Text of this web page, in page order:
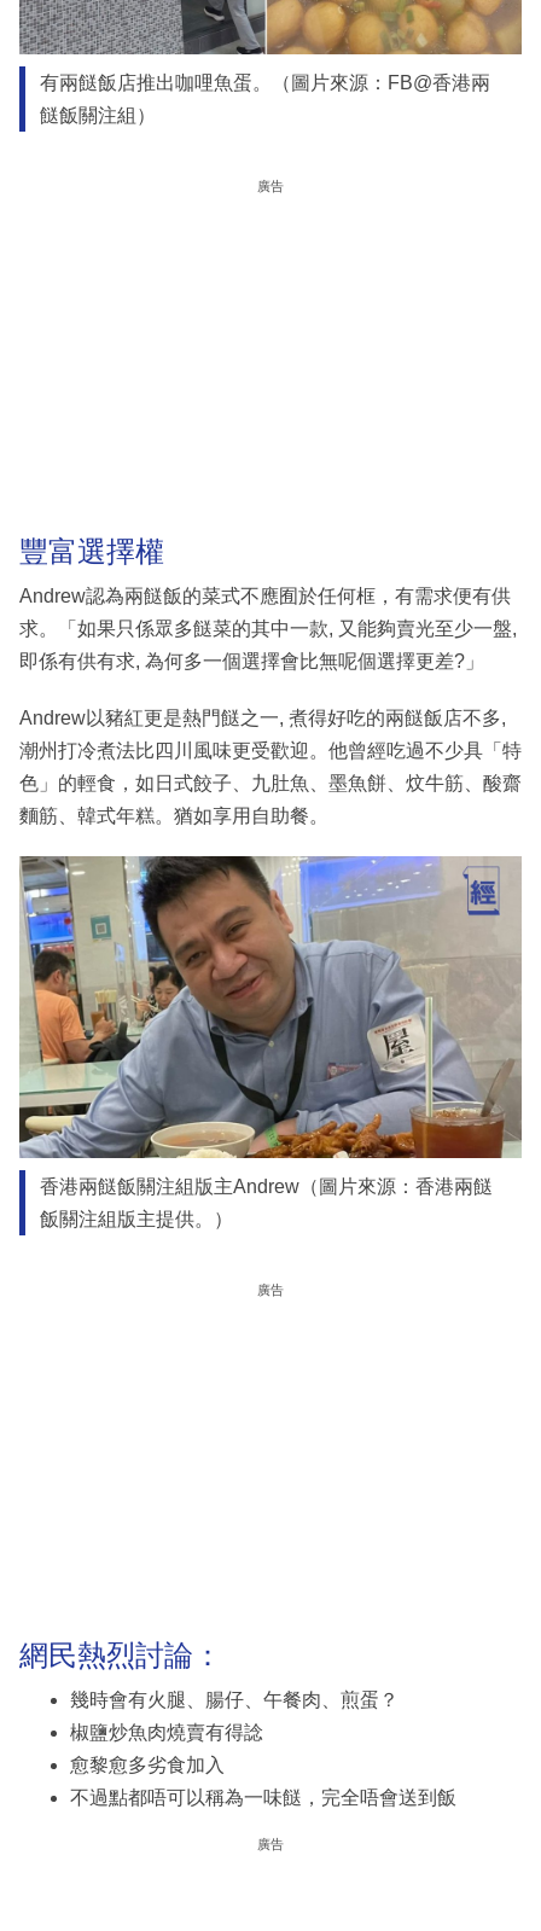
有兩餸飯店推出咖哩魚蛋。（圖片來源：FB@香港兩
餸飯關注組）
廣告
豐富選擇權
Andrew認為兩餸飯的菜式不應囿於任何框，有需求便有供
求。「如果只係眾多餸菜的其中一款, 又能夠賣光至少一盤,
即係有供有求, 為何多一個選擇會比無呢個選擇更差?」
Andrew以豬紅更是熱門餸之一, 煮得好吃的兩餸飯店不多,
潮州打冷煮法比四川風味更受歡迎。他曾經吃過不少具「特
色」的輕食，如日式餃子、九肚魚、墨魚餅、炆牛筋、酸齋
麵筋、韓式年糕。猶如享用自助餐。
香港兩餸飯關注組版主Andrew（圖片來源：香港兩餸
飯關注組版主提供。）
廣告
網民熱烈討論：
幾時會有火腿、腸仔、午餐肉、煎蛋？
椒鹽炒魚肉燒賣有得諗
愈黎愈多劣食加入
不過點都唔可以稱為一味餸，完全唔會送到飯
廣告